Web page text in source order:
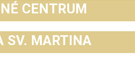
CENTRUM
SV. MARTINA